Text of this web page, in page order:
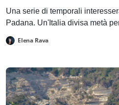
Una serie di temporali
Padana. Un'Italia divisa metà
Elena Rava